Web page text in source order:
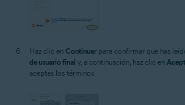
Haz clic en Continuar para confirmar que has
de usuario final y, a continuación, haz clic en
aceptas los términos.